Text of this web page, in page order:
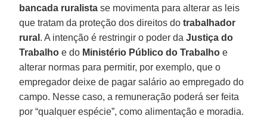
bancada ruralista se movimenta para alterar as leis
que tratam da proteção dos direitos dotrabalhador
rural . A intenção é restringir o poder da Justiça do
Trabalho e do Ministério Público do Trabalho e
alterar normas para permitir, por exemplo, que o
empregador deixe de pagar salário ao empregado do
campo. Nesse caso, a remuneração poderá ser feita
por “qualquer espécie”, como alimentação e moradia.